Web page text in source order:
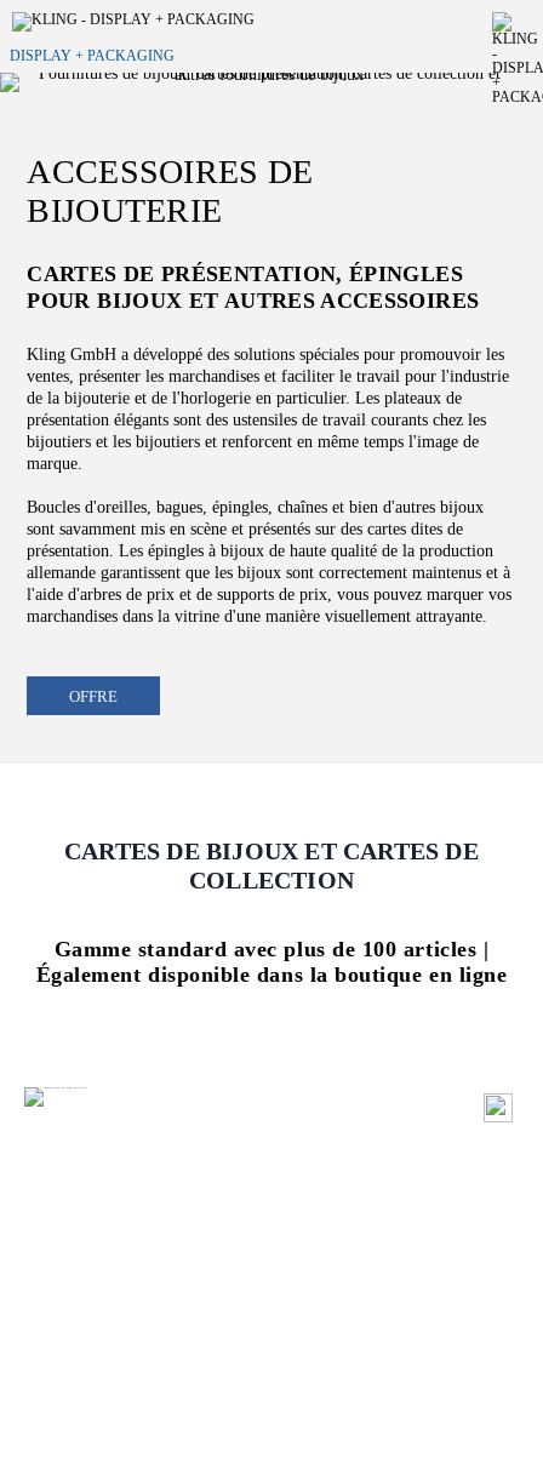
DISPLAY + PACKAGING
ACCESSOIRES DE
BIJOUTERIE
CARTES DE PRÉSENTATION, ÉPINGLES
POUR BIJOUX ET AUTRES ACCESSOIRES
Kling GmbH a développé des solutions spéciales pour promouvoir les
ventes, présenter les marchandises et faciliter le travail pour l'industrie
de la bijouterie et de l'horlogerie en particulier. Les plateaux de
présentation élégants sont des ustensiles de travail courants chez les
bijoutiers et les bijoutiers et renforcent en même temps l'image de
marque.
Boucles d'oreilles, bagues, épingles, chaînes et bien d'autres bijoux
sont savamment mis en scène et présentés sur des cartes dites de
présentation. Les épingles à bijoux de haute qualité de la production
allemande garantissent que les bijoux sont correctement maintenus et à
l'aide d'arbres de prix et de supports de prix, vous pouvez marquer vos
marchandises dans la vitrine d'une manière visuellement attrayante.
OFFRE
CARTES DE BIJOUX ET CARTES DE
COLLECTION
Gamme standard avec plus de 100 articles |
Également disponible dans la boutique en ligne